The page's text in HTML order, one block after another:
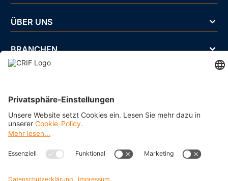
ÜBER UNS
BRANCHEN
Cookie Policy
Business Ethics Policy
AGB